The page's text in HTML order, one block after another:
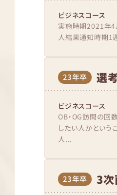
ビジネスコース
実施時期2021年4
人結果通知時期1
23年卒 選
ビジネスコース
OB・OG訪問の回
したい人かという
人...
23年卒 3